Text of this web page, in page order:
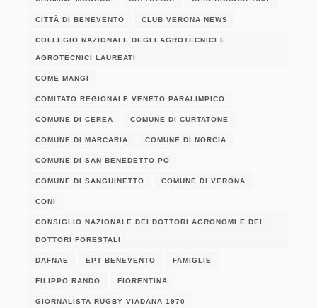
CITTÀ DI BENEVENTO CLUB VERONA NEWS
COLLEGIO NAZIONALE DEGLI AGROTECNICI E
AGROTECNICI LAUREATI
COME MANGI
COMITATO REGIONALE VENETO PARALIMPICO
COMUNE DI CEREA COMUNE DI CURTATONE
COMUNE DI MARCARIA COMUNE DI NORCIA
COMUNE DI SAN BENEDETTO PO
COMUNE DI SANGUINETTO COMUNE DI VERONA
CONI
CONSIGLIO NAZIONALE DEI DOTTORI AGRONOMI E DEI
DOTTORI FORESTALI
DAFNAE EPT BENEVENTO FAMIGLIE
FILIPPO RANDO FIORENTINA
GIORNALISTA RUGBY VIADANA 1970